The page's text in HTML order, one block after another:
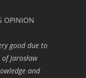
OPINION
good due to
Jarosław
and